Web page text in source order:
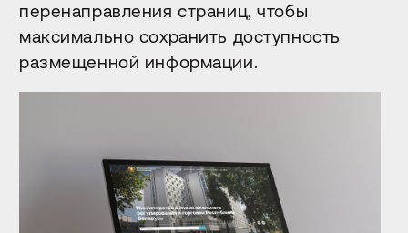
перенаправления страниц, чтобы
максимально сохранить доступность
размещенной информации.